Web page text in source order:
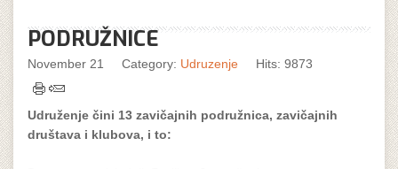
PODRUŽNICE
November 21 Category: Udruzenje Hits: 9873
Udruženje čini 13 zavičajnih podružnica, zavičajnih
društava i klubova, i to: